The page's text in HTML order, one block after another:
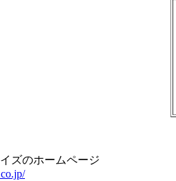
ズのホームページ